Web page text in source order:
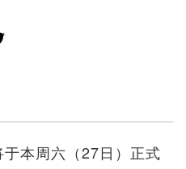
本周六（27日）正式